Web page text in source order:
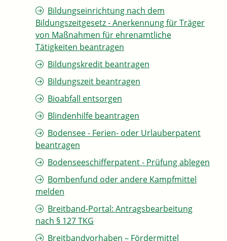
Bildungseinrichtung nach dem
Bildungszeitgesetz - Anerkennung für Träger
von Maßnahmen für ehrenamtliche
Tätigkeiten beantragen
Bildungskredit beantragen
Bildungszeit beantragen
Bioabfall entsorgen
Blindenhilfe beantragen
Bodensee - Ferien- oder Urlauberpatent
beantragen
Bodenseeschifferpatent - Prüfung ablegen
Bombenfund oder andere Kampfmittel
melden
Breitband-Portal: Antragsbearbeitung
nach § 127 TKG
Breitbandvorhaben – Fördermittel